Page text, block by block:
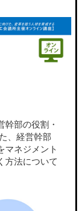
部の役割・
、経営幹部
マネジメント
方法について